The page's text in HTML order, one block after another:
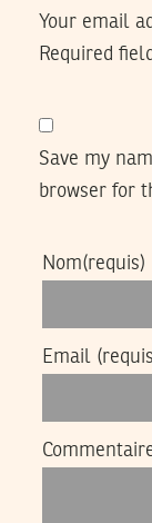
Your email
Required
Save my
browser for
Nom(requis)
Email